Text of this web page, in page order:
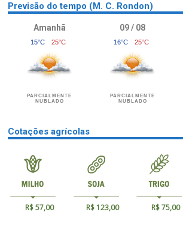
Previsão do tempo (M. C. Rondon)
Amanhã
15°C 25°C
PARCIALMENTE
NUBLADO
09 / 08
16°C 25°C
PARCIALMENTE
NUBLADO
Cotações agrícolas
R$ 57,00 R$ 123,00 R$ 75,00